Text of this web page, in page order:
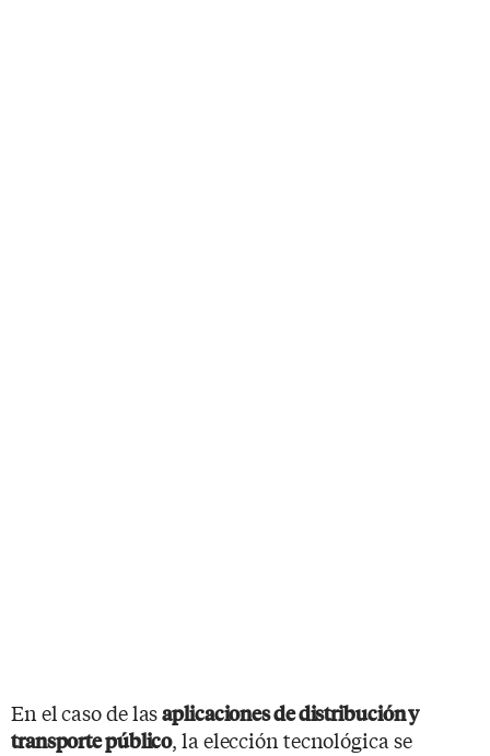
En el caso de lasaplicaciones de distribución y
transporte público, la elección tecnológica se